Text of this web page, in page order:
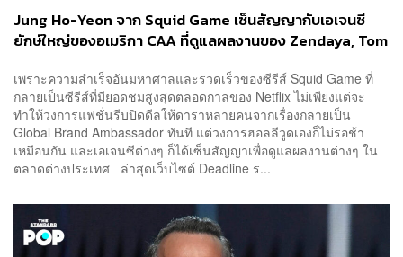
Jung Ho-Yeon จาก Squid Game เซ็นสัญญากับเอเจนซี
ยักษ์ใหญ่ของอเมริกา CAA ที่ดูแลผลงานของ Zendaya, Tom
เพราะความสำเร็จอันมหาศาลและรวดเร็วของซีรีส์ Squid Game ที่
กลายเป็นซีรีส์ที่มียอดชมสูงสุดตลอดกาลของ Netflix ไม่เพียงแต่จะ
ทำให้วงการแฟชั่นรีบปิดดีลให้ดาราหลายคนจากเรื่องกลายเป็น
Global Brand Ambassador ทันที แต่วงการฮอลลีวูดเองก็ไม่รอช้า
เหมือนกัน และเอเจนซีต่างๆ ก็ได้เซ็นสัญญาเพื่อดูแลผลงานต่างๆ ใน
ตลาดต่างประเทศ ล่าสุดเว็บไซต์ Deadline ร...